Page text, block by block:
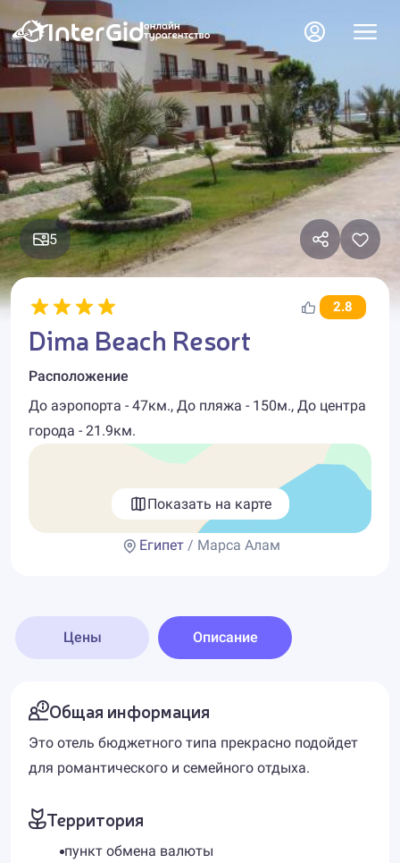
5
2.8
Dima Beach Resort
Расположение
До аэропорта - 47км., До пляжа - 150м., До центра
города - 21.9км.
Показать на карте
Египет/ Марса Алам
Цены Описание
Общая информация
Это отель бюджетного типа прекрасно подойдет
для романтического и семейного отдыха.
Территория
пункт обмена валюты